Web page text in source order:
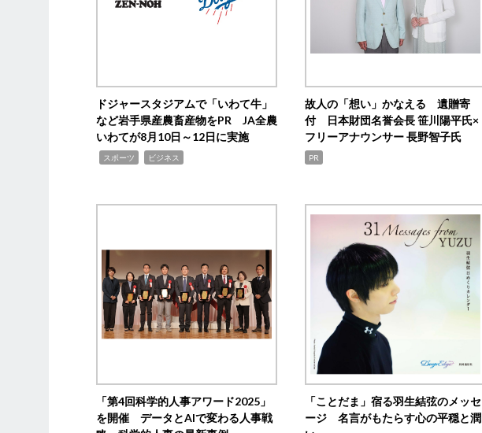
ドジャースタジアムで「いわて牛」
など岩手県産農畜産物をPR JA全農
いわてが8月10日～12日に実施
スポーツ ビジネス
故人の「想い」かなえる 遺贈寄
付 日本財団名誉会長 笹川陽平氏×
フリーアナウンサー 長野智子氏
PR
「第4回科学的人事アワード2025」
を開催 データとAIで変わる人事戦
「ことだま」宿る羽生結弦のメッセ
ージ 名言がもたらす心の平穏と潤